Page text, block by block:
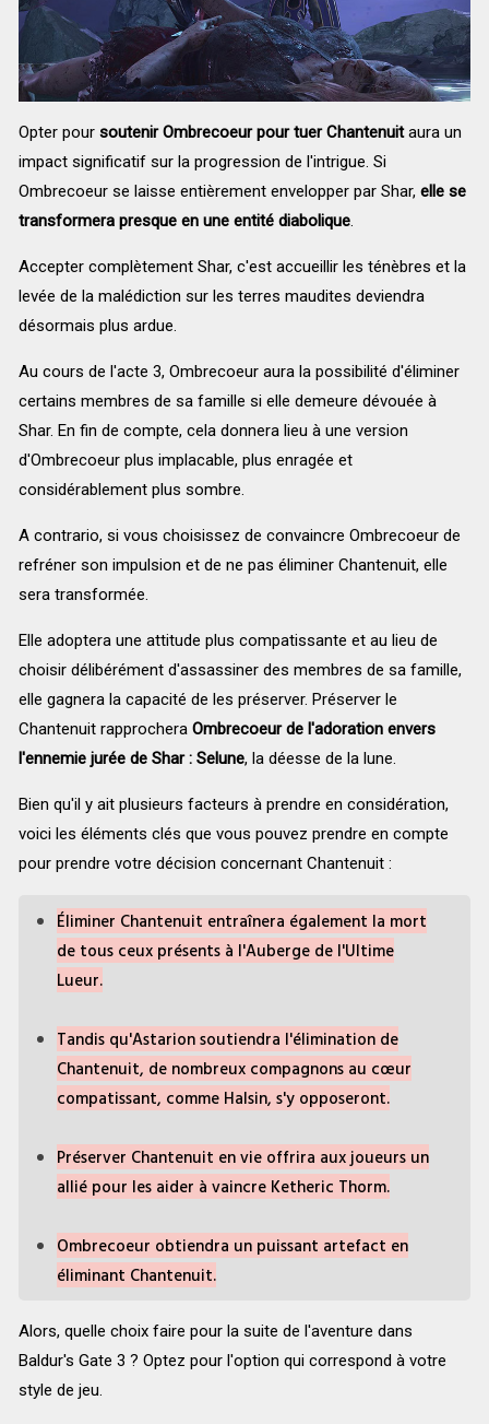
Opter pour soutenir Ombrecoeur pour tuer Chantenuitaura un
impact significatif sur la progression de l'intrigue. Si
Ombrecoeur se laisse entièrement envelopper par Shar, elle se
transformera presque en une entité diabolique.
Accepter complètement Shar, c'est accueillir les ténèbres et la
levée de la malédiction sur les terres maudites deviendra
désormais plus ardue.
Au cours de l'acte 3, Ombrecoeur aura la possibilité d'éliminer
certains membres de sa famille si elle demeure dévouée à
Shar. En fin de compte, cela donnera lieu à une version
d'Ombrecoeur plus implacable, plus enragée et
considérablement plus sombre.
A contrario, si vous choisissez de convaincre Ombrecoeur de
refréner son impulsion et de ne pas éliminer Chantenuit, elle
sera transformée.
Elle adoptera une attitude plus compatissante et au lieu de
choisir délibérément d'assassiner des membres de sa famille,
elle gagnera la capacité de les préserver. Préserver le
Chantenuit rapprocheraOmbrecoeur de l'adoration envers
l'ennemie jurée de Shar : Selune, la déesse de la lune.
Bien qu'il y ait plusieurs facteurs à prendre en considération,
voici les éléments clés que vous pouvez prendre en compte
pour prendre votre décision concernant Chantenuit :
Éliminer Chantenuit entraînera également la mort
de tous ceux présents à l'Auberge de l'Ultime
Lueur.
Tandis qu'Astarion soutiendra l'élimination de
Chantenuit, de nombreux compagnons au cœur
compatissant, comme Halsin, s'y opposeront.
Préserver Chantenuit en vie offrira aux joueurs un
allié pour les aider à vaincre Ketheric Thorm.
Ombrecoeur obtiendra un puissant artefact en
éliminant Chantenuit.
Alors, quelle choix faire pour la suite de l'aventure dans
Baldur's Gate 3 ? Optez pour l'option qui correspond à votre
style de jeu.